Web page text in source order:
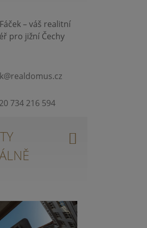
734 216 594